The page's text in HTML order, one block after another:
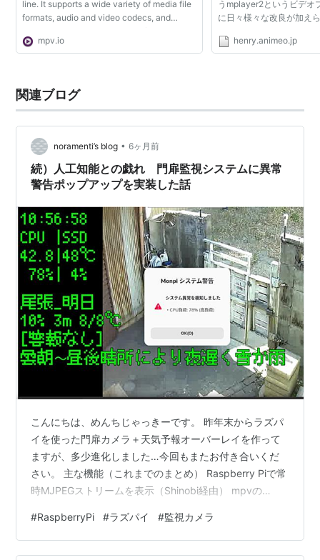
line. It supports a wide variety of media file
formats, audio and video codecs, and
capabilities can make the player do almost
mpv.io
うmplayer2というビデオ
に日々様々な改良が加え
differencesにまとまって
henry.animeo.jp
関連ブログ
noramenti’s blog • 6ヶ月前
続）人工知能との戯れ 門扉監視システムに異常
警告ポップアップを実装した話
こんにちは、めんちじゃっきーです。 昨年末からラズパ
イを使った門扉カメラ＋天気予報オーバーレイを作って
ますが、多少進化しました…今回もまたお付き合いくだ
さい。 主な機能（これまでのまとめ） Raspberry Piで常
時MJPEGストリームを表示（Shinobi経由） mpvの
刻 / CPU温度・負荷率 / SSD温度・使用率 尾張/美濃の天
気予報（気象庁JSONから取得、15秒で本日/明日ロー
#RaspberryPi #ラズパイ #監視カメラ